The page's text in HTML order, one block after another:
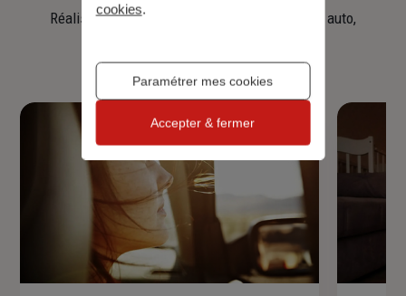
Réalisez une simulation tarifaire d'assurance, auto,
cookies.
Paramétrer mes cookies
Accepter & fermer